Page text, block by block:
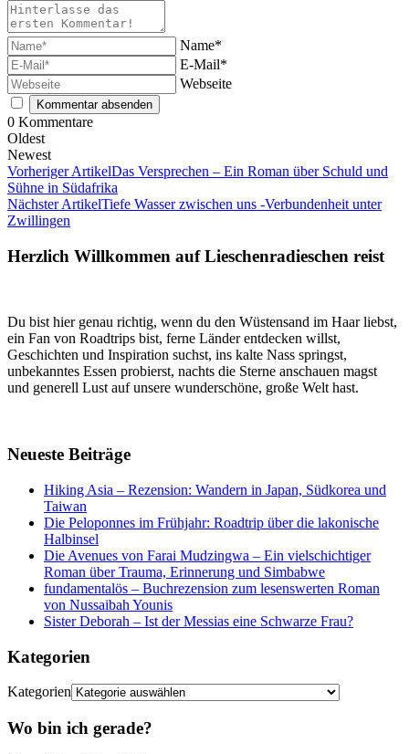
Name*
E-Mail*
Webseite
0 Kommentare
Oldest
Newest
Vorheriger ArtikelDas Versprechen – Ein Roman über Schuld und
Sühne in Südafrika
Nächster ArtikelTiefe Wasser zwischen uns -Verbundenheit unter
Zwillingen
Herzlich Willkommen auf Lieschenradieschen reist
Du bist hier genau richtig, wenn du den Wüstensand im Haar liebst,
ein Fan von Roadtrips bist, ferne Länder entdecken willst,
Geschichten und Inspiration suchst, ins kalte Nass springst,
unbekanntes Essen probierst, nachts die Sterne anschauen magst
und generell Lust auf unsere wunderschöne, große Welt hast.
Neueste Beiträge
Hiking Asia – Rezension: Wandern in Japan, Südkorea und
Taiwan
Die Peloponnes im Frühjahr: Roadtrip über die lakonische
Halbinsel
Die Avenues von Farai Mudzingwa – Ein vielschichtiger
Roman über Trauma, Erinnerung und Simbabwe
fundamentalös – Buchrezension zum lesenswerten Roman
von Nussaibah Younis
Sister Deborah – Ist der Messias eine Schwarze Frau?
Kategorien
Kategorien
Wo bin ich gerade?